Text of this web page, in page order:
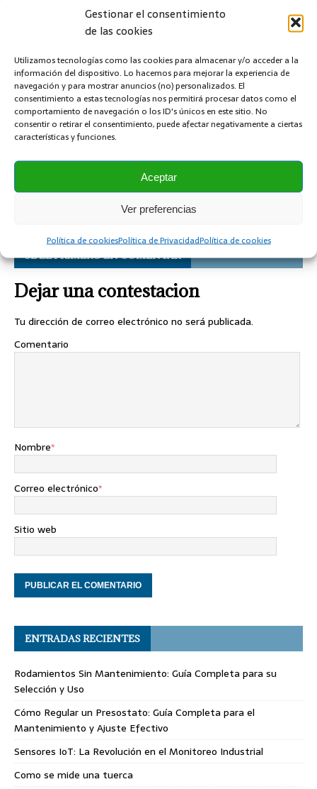
Gestionar el consentimiento
de las cookies
Utilizamos tecnologías como las cookies para almacenar y/o acceder a la
información del dispositivo. Lo hacemos para mejorar la experiencia de
navegación y para mostrar anuncios (no) personalizados. El
consentimiento a estas tecnologías nos permitirá procesar datos como el
comportamiento de navegación o los ID's únicos en este sitio. No
consentir o retirar el consentimiento, puede afectar negativamente a ciertas
características y funciones.
Aceptar
Ver preferencias
Política de cookiesPolítica de PrivacidadPolítica de cookies
Grasa lubricante en spray
Diferencias entre lubricar con grasa o lubricar con
Tipos de bombas hidráulicas
LUBRICACIÓN MANTENIMIENTO PREVENTIVO
ANTERIOR
SÉ EL PRIMERO EN COMENTAR
Dejar una contestacion
Tu dirección de correo electrónico no será publicada.
Comentario
Nombre*
Correo electrónico*
Sitio web
ENTRADAS RECIENTES
Rodamientos Sin Mantenimiento: Guía Completa para su
Selección y Uso
Cómo Regular un Presostato: Guía Completa para el
Mantenimiento y Ajuste Efectivo
Sensores IoT: La Revolución en el Monitoreo Industrial
Como se mide una tuerca